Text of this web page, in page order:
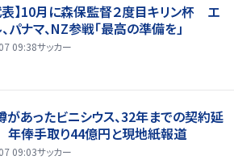
表】10月に森保監督２度目キリン杯 エ
パナマ、NZ参戦「最高の準備を」
09:38サッカー
があったビニシウス、32年までの契約延
俸手取り44億円と現地紙報道
09:03サッカー